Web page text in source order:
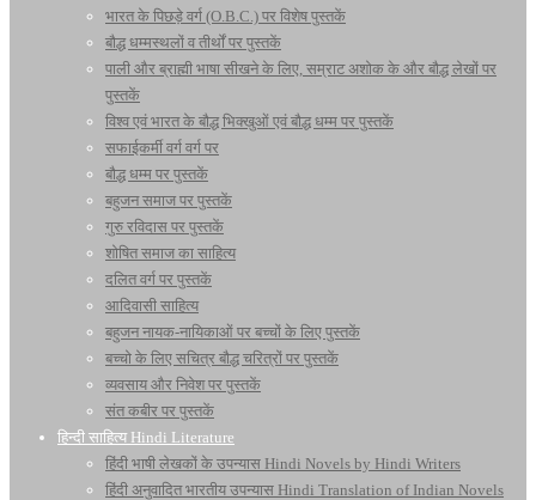
भारत के पिछड़े वर्ग (O.B.C.) पर विशेष पुस्तकें
बौद्ध धम्मस्थलों व तीर्थों पर पुस्तकें
पाली और ब्राह्मी भाषा सीखने के लिए, सम्राट अशोक के और बौद्ध लेखों पर
पुस्तकें
विश्व एवं भारत के बौद्ध भिक्खुओं एवं बौद्ध धम्म पर पुस्तकें
सफाईकर्मी वर्ग वर्ग पर
बौद्ध धम्म पर पुस्तकें
बहुजन समाज पर पुस्तकें
गुरु रविदास पर पुस्तकें
शोषित समाज का साहित्य
दलित वर्ग पर पुस्तकें
आदिवासी साहित्य
बहुजन नायक-नायिकाओं पर बच्चों के लिए पुस्तकें
बच्चो के लिए सचित्र बौद्ध चरित्रों पर पुस्तकें
व्यवसाय और निवेश पर पुस्तकें
संत कबीर पर पुस्तकें
हिन्दी साहित्य Hindi Literature
हिंदी भाषी लेखकों के उपन्यास Hindi Novels by Hindi Writers
हिंदी अनुवादित भारतीय उपन्यास Hindi Translation of Indian Novels